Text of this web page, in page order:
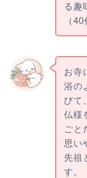
る趣
（
お寺
浴の
びて
仏様
ごと
思い
先祖
す。